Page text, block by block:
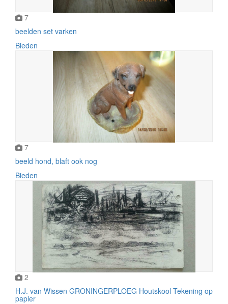
7
beelden set varken
Bieden
7
beeld hond, blaft ook nog
Bieden
2
H.J. van Wissen GRONINGERPLOEG Houtskool Tekening op
papier